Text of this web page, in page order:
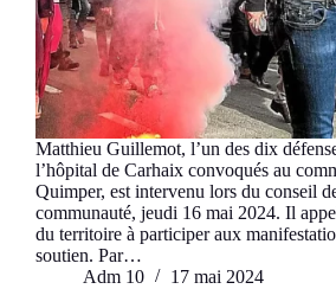
Matthieu Guillemot, l’un des dix
l’hôpital de Carhaix convoqués au
Quimper, est intervenu lors du conseil
communauté, jeudi 16 mai 2024. Il
du territoire à participer aux
soutien. Par…
Adm 10
17 mai 2024